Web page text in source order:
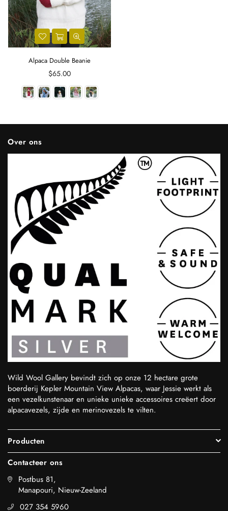
Alpaca Double Beanie
Regular
price
$65.00
Over ons
Wild Wool Gallery bevindt zich op onze 12 hectare grote
boerderij Kepler Mountain View Alpacas, waar Jessie werkt als
een vezelkunstenaar en unieke unieke accessoires creëert door
alpacavezels, zijde en merinovezels te vilten.
Producten
Contacteer ons
Postbus 81,
Manapouri, Nieuw-Zeeland
027 354 5960